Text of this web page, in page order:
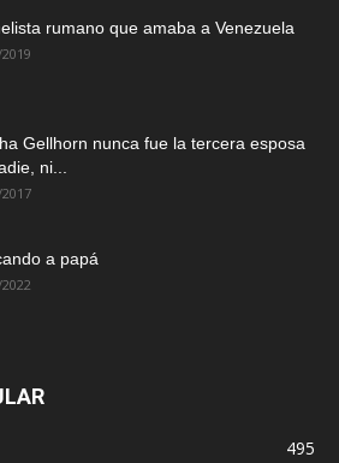
rumano que amaba a Venezuela
Gellhorn nunca fue la tercera esposa
ni...
a papá
495